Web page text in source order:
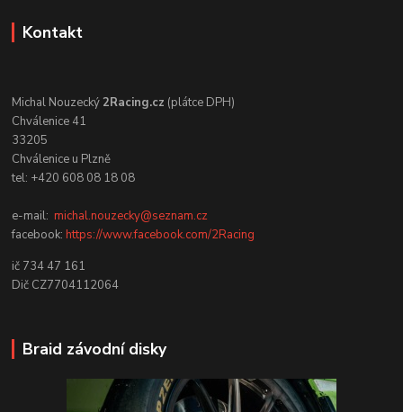
Kontakt
Michal Nouzecký2Racing.cz (plátce DPH)
Chválenice 41
33205
Chválenice u Plzně
tel: +420 608 08 18 08
e-mail:michal.nouzecky@seznam.cz
facebook:https://www.facebook.com/2Racing
ič 734 47 161
Dič CZ7704112064
Braid závodní disky